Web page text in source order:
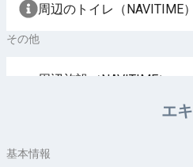
周辺のトイレ（NAVITIME）
その他
周辺施設（NAVITIME）
エキ
基本情報